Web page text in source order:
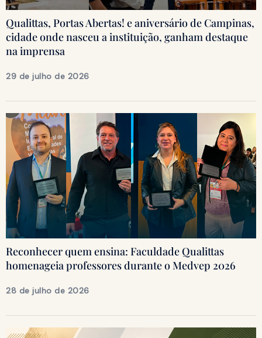
Qualittas, Portas Abertas! e aniversário de Campinas,
cidade onde nasceu a instituição, ganham destaque
na imprensa
29 de julho de 2026
Reconhecer quem ensina: Faculdade Qualittas
homenageia professores durante o Medvep 2026
28 de julho de 2026